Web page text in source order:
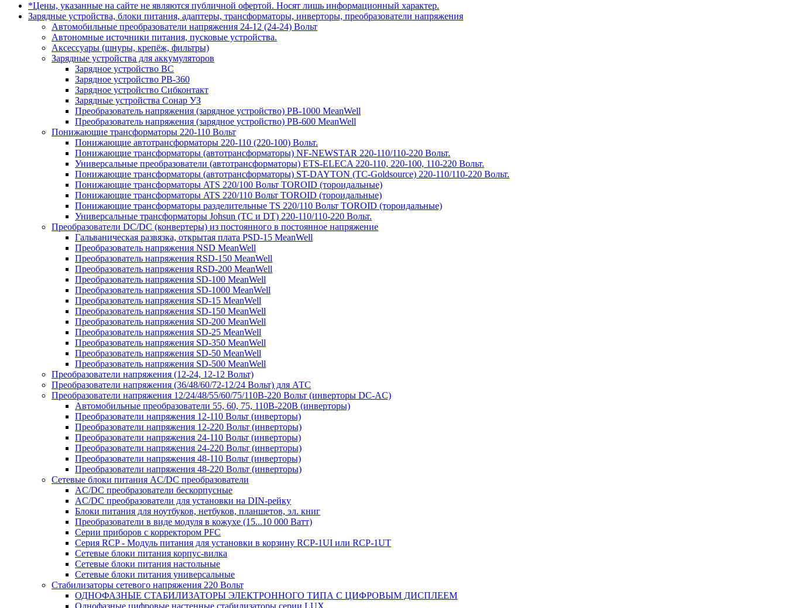
*Цены, указанные на сайте не являются публичной офертой. Носят лишь информационный характер.
Зарядные устройства, блоки питания, адаптеры, трансформаторы, инверторы, преобразователи напряжения
Автомобильные преобразователи напряжения 24-12 (24-24) Вольт
Автономные источники питания, пусковые устройства.
Аксессуары (шнуры, крепёж, фильтры)
Зарядные устройства для аккумуляторов
Зарядное устройство BC
Зарядное устройство PB-360
Зарядное устройство Сибконтакт
Зарядные устройства Сонар УЗ
Преобразователь напряжения (зарядное устройство) PB-1000 MeanWell
Преобразователь напряжения (зарядное устройство) PB-600 MeanWell
Понижающие трансформаторы 220-110 Вольт
Понижающие автотрансформаторы 220-110 (220-100) Вольт.
Понижающие трансформаторы (автотрансформаторы) NF-NEWSTAR 220-110/110-220 Вольт.
Универсальные преобразователи (автотрансформаторы) ETS-ELECA 220-110, 220-100, 110-220 Вольт.
Понижающие трансформаторы (автотрансформаторы) ST-DAYTON (TC-Goldsource) 220-110/110-220 Вольт.
Понижающие трансформаторы ATS 220/100 Вольт TOROID (тороидальные)
Понижающие трансформаторы ATS 220/110 Вольт TOROID (тороидальные)
Понижающие трансформаторы разделительные TS 220/110 Вольт TOROID (тороидальные)
Универсальные трансформаторы Johsun (TС и DT) 220-110/110-220 Вольт.
Преобразователи DC/DC (конвертеры) из постоянного в постоянное напряжение
Гальваническая развязка, открытая плата PSD-15 MeanWell
Преобразователь напряжения NSD MeanWell
Преобразователь напряжения RSD-150 MeanWell
Преобразователь напряжения RSD-200 MeanWell
Преобразователь напряжения SD-100 MeanWell
Преобразователь напряжения SD-1000 MeanWell
Преобразователь напряжения SD-15 MeanWell
Преобразователь напряжения SD-150 MeanWell
Преобразователь напряжения SD-200 MeanWell
Преобразователь напряжения SD-25 MeanWell
Преобразователь напряжения SD-350 MeanWell
Преобразователь напряжения SD-50 MeanWell
Преобразователь напряжения SD-500 MeanWell
Преобразователи напряжения (12-24, 12-12 Вольт)
Преобразователи напряжения (36/48/60/72-12/24 Вольт) для АТС
Преобразователи напряжения 12/24/48/55/60/75/110В-220 Вольт (инверторы DC-AC)
Автомобильные преобразователи 55, 60, 75, 110В-220В (инверторы)
Преобразователи напряжения 12-110 Вольт (инверторы)
Преобразователи напряжения 12-220 Вольт (инверторы)
Преобразователи напряжения 24-110 Вольт (инверторы)
Преобразователи напряжения 24-220 Вольт (инверторы)
Преобразователи напряжения 48-110 Вольт (инверторы)
Преобразователи напряжения 48-220 Вольт (инверторы)
Сетевые блоки питания AC/DC преобразователи
AC/DC преобразователи бескорпусные
AC/DC преобразователи для установки на DIN-рейку
Блоки питания для ноутбуков, нетбуков, планшетов, эл. книг
Преобразователи в виде модуля в кожухе (15...10 000 Ватт)
Серии приборов с корректором PFC
Серия RCP - Модуль питания для установки в корзину RCP-1UI или RCP-1UT
Сетевые блоки питания корпус-вилка
Сетевые блоки питания настольные
Сетевые блоки питания универсальные
Стабилизаторы сетевого напряжения 220 Вольт
ОДНОФАЗНЫЕ СТАБИЛИЗАТОРЫ ЭЛЕКТРОННОГО ТИПА С ЦИФРОВЫМ ДИСПЛЕЕМ
Однофазные цифровые настенные стабилизаторы серии LUX